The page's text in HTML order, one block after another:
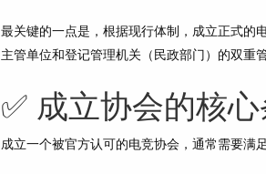
最关键的一点是，根据现行体制，成立正式的
主管单位和登记管理机关（民政部门）的双重
✅ 成立协会的核
成立一个被官方认可的电竞协会，通常需要满